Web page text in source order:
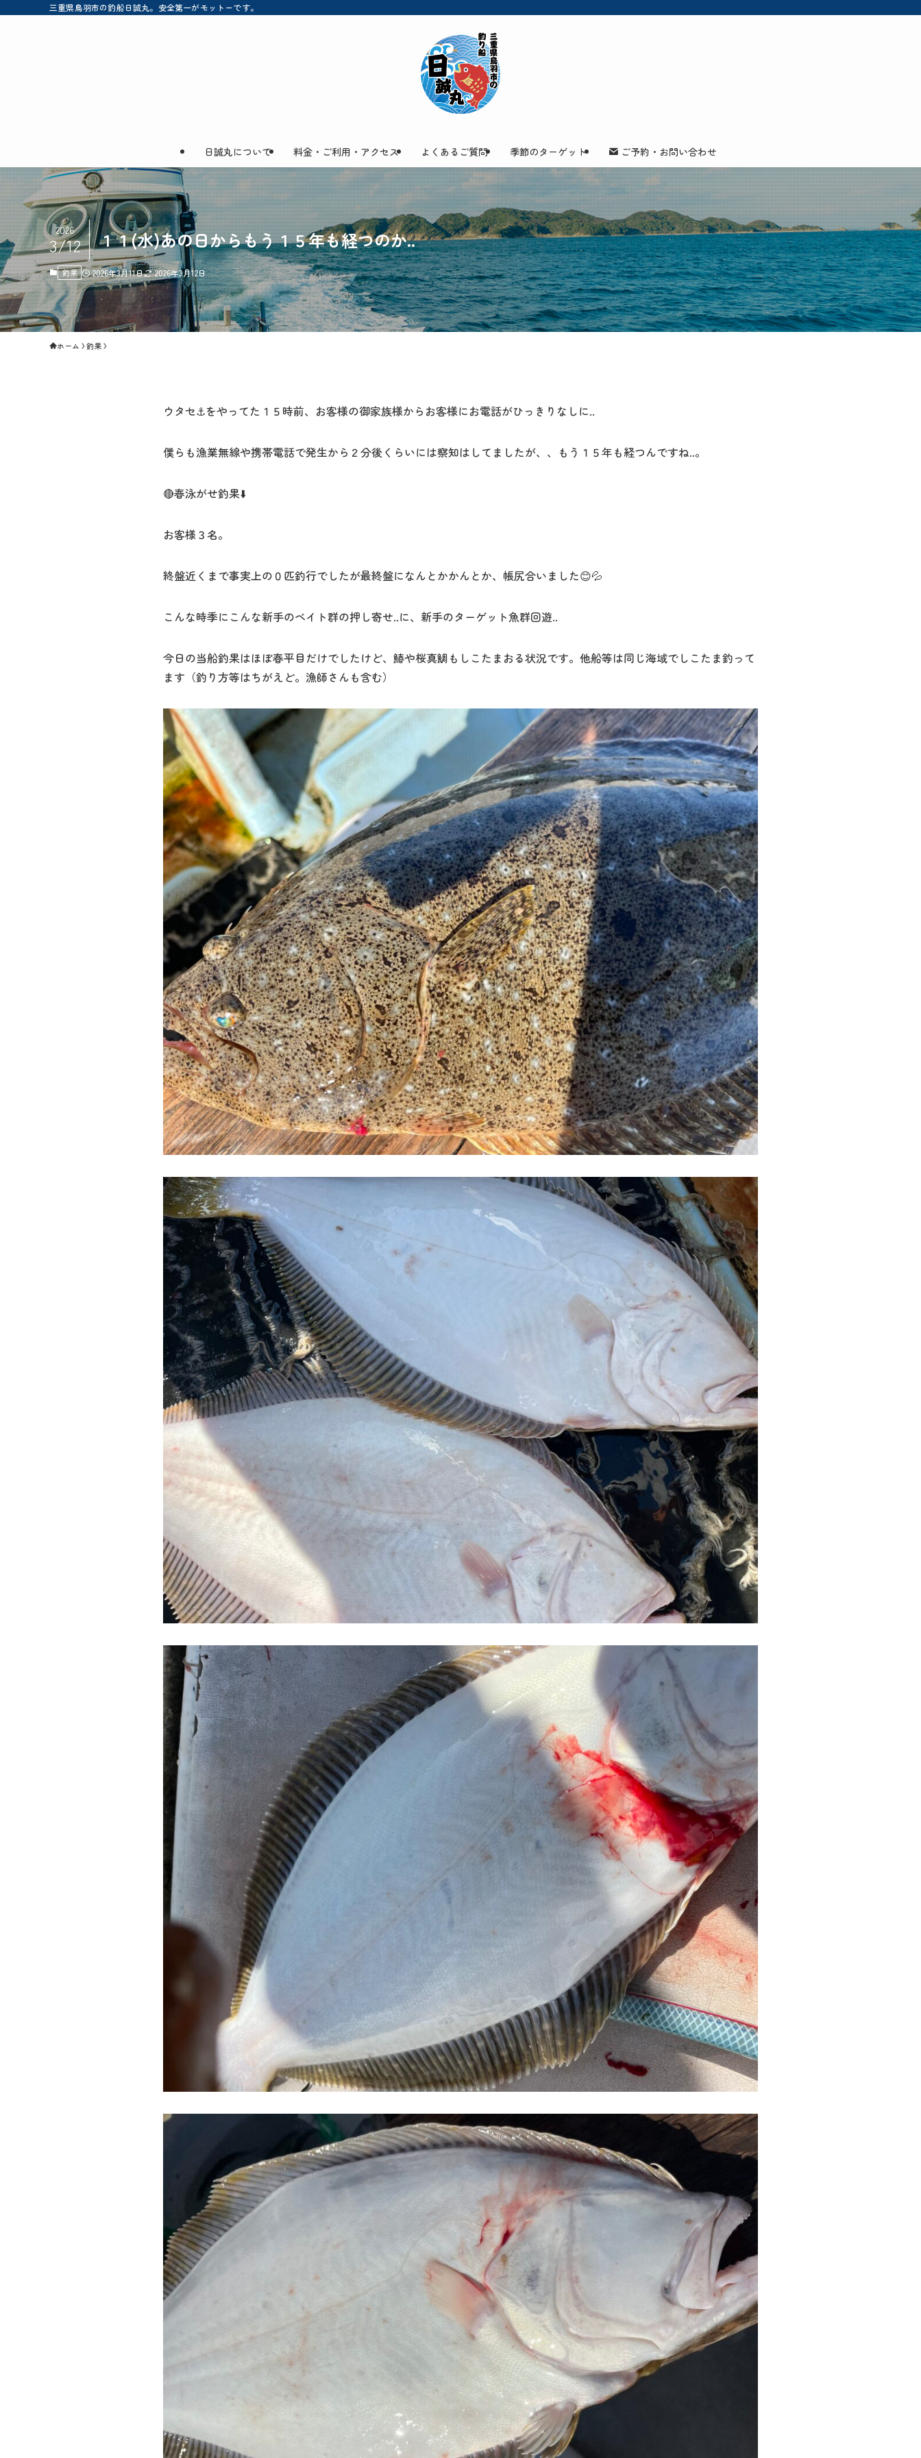
三重県鳥羽市の釣船日誠丸。安全第一がモットーです。
日誠丸について 料金・ご利用・アクセス よくあるご質問 季節のターゲット ご予約・お問い合わせ
１１(水)あの日からもう１５年も経つのか..
2026
3/12
釣果 2026年3月11日 2026年3月12日
ホーム 釣果
ウタセ⚓️をやってた１５時前、お客様の御家族様からお客様にお電話がひっきりなしに..
僕らも漁業無線や携帯電話で発生から２分後くらいには察知はしてましたが、、もう１５年も経つんですね..。
🔴春泳がせ釣果⬇️
お客様３名。
終盤近くまで事実上の０匹釣行でしたが最終盤になんとかかんとか、帳尻合いました😊💦
こんな時季にこんな新手のベイト群の押し寄せ..に、新手のターゲット魚群回遊..
今日の当船釣果はほぼ春平目だけでしたけど、鰆や桜真鯛もしこたまおる状況です。他船等は同じ海域でしこたま釣って
ます（釣り方等はちがえど。漁師さんも含む）